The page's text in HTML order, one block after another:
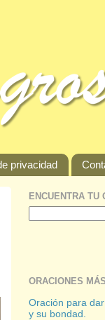
privacidad
ENCUENTRA TU
ORACIONES
Oración para
y su bondad.